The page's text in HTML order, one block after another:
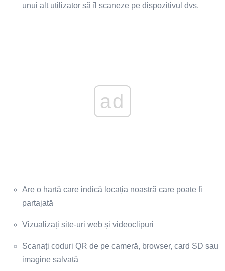
unui alt utilizator să îl scaneze pe dispozitivul dvs.
ad
Are o hartă care indică locația noastră care poate fi
partajată
Vizualizați site-uri web și videoclipuri
Scanați coduri QR de pe cameră, browser, card SD sau
imagine salvată